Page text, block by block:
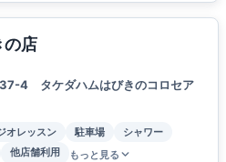
の店
4 タケダハムはびきのコロセア
オレッスン 駐車場
シャワー
他店舗利用 もっと見る